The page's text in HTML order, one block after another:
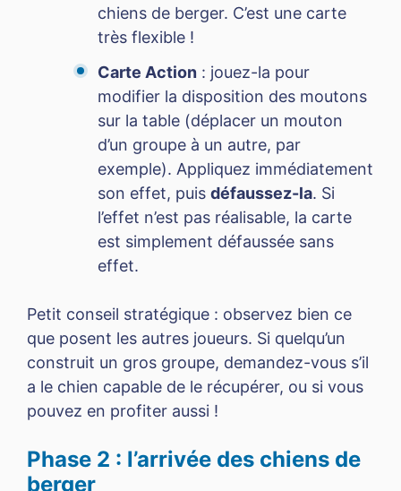
chiens de berger. C’est une carte
très flexible !
Carte Action : jouez-la pour
modifier la disposition des moutons
sur la table (déplacer un mouton
d’un groupe à un autre, par
exemple). Appliquez immédiatement
son effet, puis défaussez-la. Si
l’effet n’est pas réalisable, la carte
est simplement défaussée sans
effet.
Petit conseil stratégique : observez bien ce
que posent les autres joueurs. Si quelqu’un
construit un gros groupe, demandez-vous s’il
a le chien capable de le récupérer, ou si vous
pouvez en profiter aussi !
Phase 2 : l’arrivée des chiens de
berger